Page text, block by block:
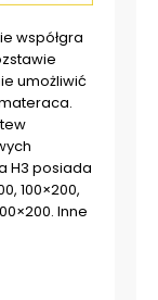
współgra
umożliwić
H3 posiada
100×200,
Inne